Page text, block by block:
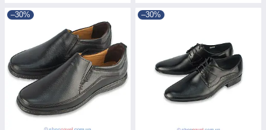
–30% –30%